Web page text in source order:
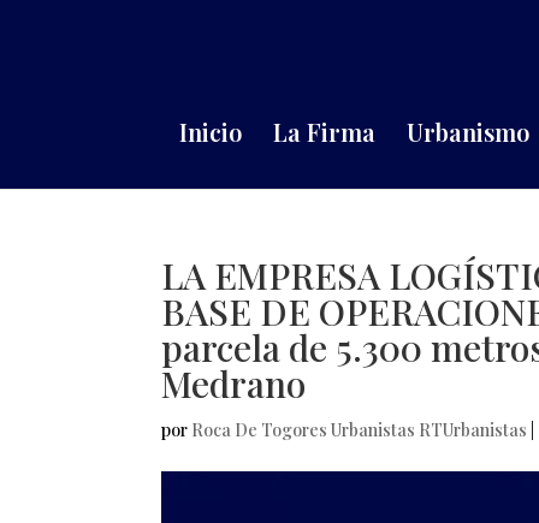
Inicio La Firma Urbanismo
LA EMPRESA
BASE DE
parcela de 5.300
Medrano
por Roca De Togores Urbanistas RTUrbanistas